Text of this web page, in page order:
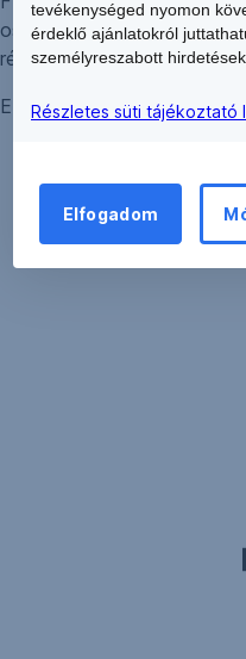
osztalékelsőbbségi
részvénnyel nem
ERSTE BANK HUNGARY
tevékenységed nyomon
érdeklő ajánlatokról
személyreszabott
Részletes süti tájékoztató
Elfogadom